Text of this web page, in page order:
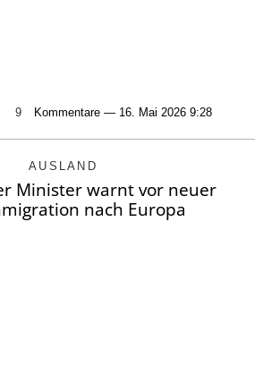
9 Kommentare — 16. Mai 2026 9:28
AUSLAND
Minister warnt vor neuer
nach Europa